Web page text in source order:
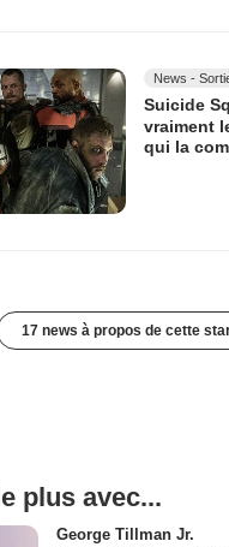
News -
Suicide
vraiment
qui la
17 news à propos de cette
plus avec...
George Tillman Jr.